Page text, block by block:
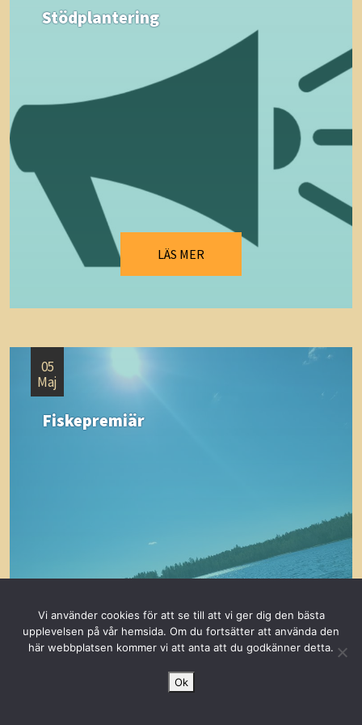
Stödplantering
LÄS MER
05
Maj
Fiskepremiär
LÄS MER
Vi använder cookies för att se till att vi ger dig den bästa
upplevelsen på vår hemsida. Om du fortsätter att använda den
här webbplatsen kommer vi att anta att du godkänner detta.
Ok